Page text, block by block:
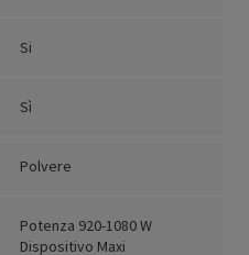
Si
Sì
Polvere
Potenza 920-1080 W
Dispositivo Maxi